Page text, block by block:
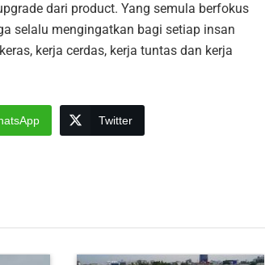
dari product. Yang semula berfokus
selalu mengingatkan bagi setiap insan
kerja cerdas, kerja tuntas dan kerja
Twitter